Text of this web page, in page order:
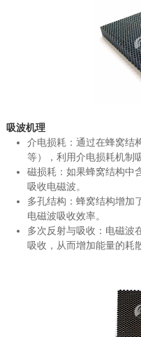
吸波机理
介电损耗：通过在蜂窝结
等），利用介电损耗机制
磁损耗：如果蜂窝结构中
吸收电磁波。
多孔结构：蜂窝结构增加
电磁波吸收效率。
多次反射与吸收：电磁波
吸收，从而增加能量的耗